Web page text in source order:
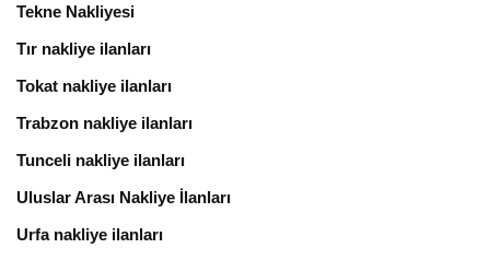
Tekne Nakliyesi
Tır nakliye ilanları
Tokat nakliye ilanları
Trabzon nakliye ilanları
Tunceli nakliye ilanları
Uluslar Arası Nakliye İlanları
Urfa nakliye ilanları